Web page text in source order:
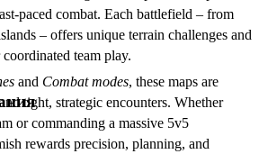
paced combat. Each battlefield – from
– offers unique terrain challenges and
team play.
and Combat modes, these maps are
tight, strategic encounters. Whether
or commanding a massive 5v5
rewards precision, planning, and